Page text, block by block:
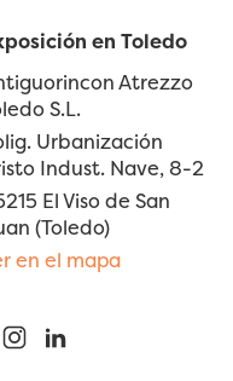
en Toledo
Atrezzo
S.L.
Urbanización
Indust. Nave, 8-2
El Viso de San
(Toledo)
en el mapa
PinterestInstagram